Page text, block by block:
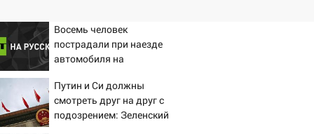
Восемь человек
пострадали при наезде
автомобиля на
Путин и Си должны
смотреть друг на друг с
подозрением: Зеленский